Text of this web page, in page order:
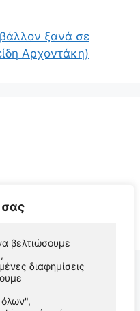
βελτιώσουμε
διαφημίσεις
ξανά σε
Αρχοντάκη)
Φυσικός Συγγραφέας